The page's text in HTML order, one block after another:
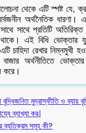
থেকে এটি স্পষ্ট যে,
অর্থনৈতিক ধারণা।
সাথে সাথে প্রতিটি
এই বিধি ভোক্তার
চাহিদা রেখার নিম্নমুখী
অর্থনীতিতে
করে।
বৃদ্ধিজনিত মুদ্রাস্ফীতি ও ব্যায়
ব্যাখ্যা কর।
ব্যতিক্রম সমূহ কী?